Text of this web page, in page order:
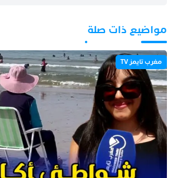
مواضيع ذات صلة
مغرب تايمز TV